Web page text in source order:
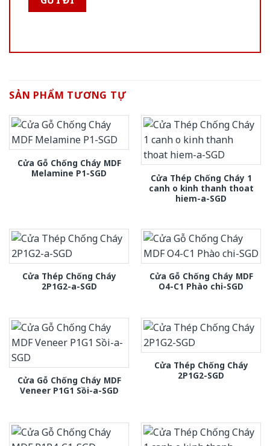
SẢN PHẨM TƯƠNG TỰ
Cửa Gỗ Chống Cháy MDF
Melamine P1-SGD
Cửa Thép Chống Cháy 1
canh o kinh thanh thoat
hiem-a-SGD
Cửa Thép Chống Cháy
2P1G2-a-SGD
Cửa Gỗ Chống Cháy MDF
O4-C1 Phào chi-SGD
Cửa Gỗ Chống Cháy MDF
Veneer P1G1 Sồi-a-SGD
Cửa Thép Chống Cháy
2P1G2-SGD